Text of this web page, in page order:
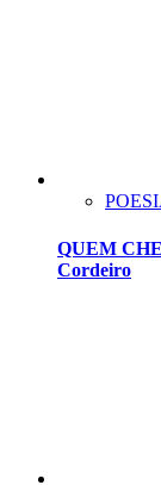
QUEM
Cordeiro